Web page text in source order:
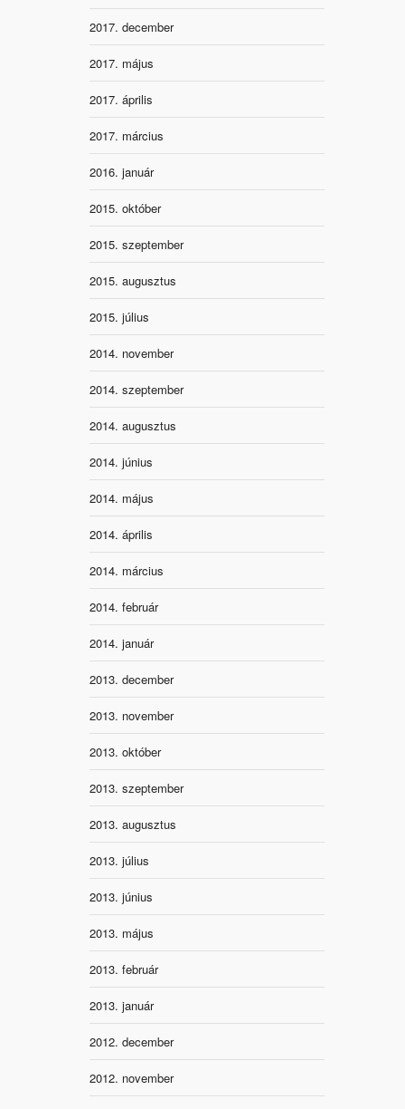
2017. december
2017. május
2017. április
2017. március
2016. január
2015. október
2015. szeptember
2015. augusztus
2015. július
2014. november
2014. szeptember
2014. augusztus
2014. június
2014. május
2014. április
2014. március
2014. február
2014. január
2013. december
2013. november
2013. október
2013. szeptember
2013. augusztus
2013. július
2013. június
2013. május
2013. február
2013. január
2012. december
2012. november